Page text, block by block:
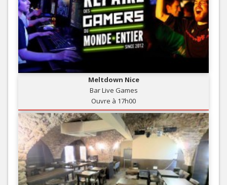
Meltdown Nice
Bar Live Games
Ouvre à 17h00